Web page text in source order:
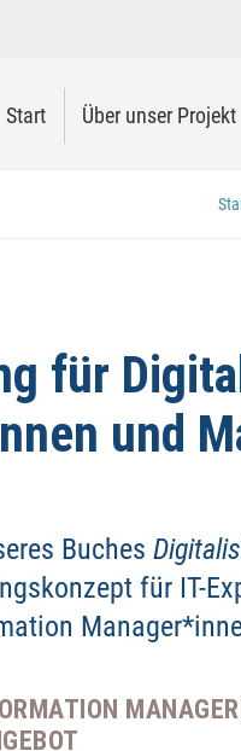
Start Über unser Projekt
für
und
Buches
für IT-